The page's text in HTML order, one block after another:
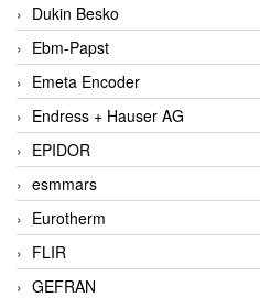
Dukin Besko
Ebm-Papst
Emeta Encoder
Endress + Hauser AG
EPIDOR
esmmars
Eurotherm
FLIR
GEFRAN